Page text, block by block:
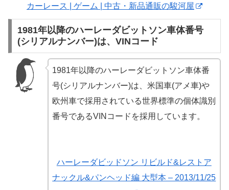
カーレース | ゲーム | 中古・新品通販の駿河屋
1981年以降のハーレーダビットソン車体番号
(シリアルナンバー)は、VINコード
1981年以降のハーレーダビットソン車体番
号(シリアルナンバー)は、米国車(アメ車)や
欧州車で採用されている世界標準の個体識別
番号であるVINコードを採用しています。
ハーレーダビッドソン リビルド&レストア
ナックル&パンヘッド編 大型本 – 2013/11/25